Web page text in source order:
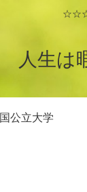
人生は
国公立大学